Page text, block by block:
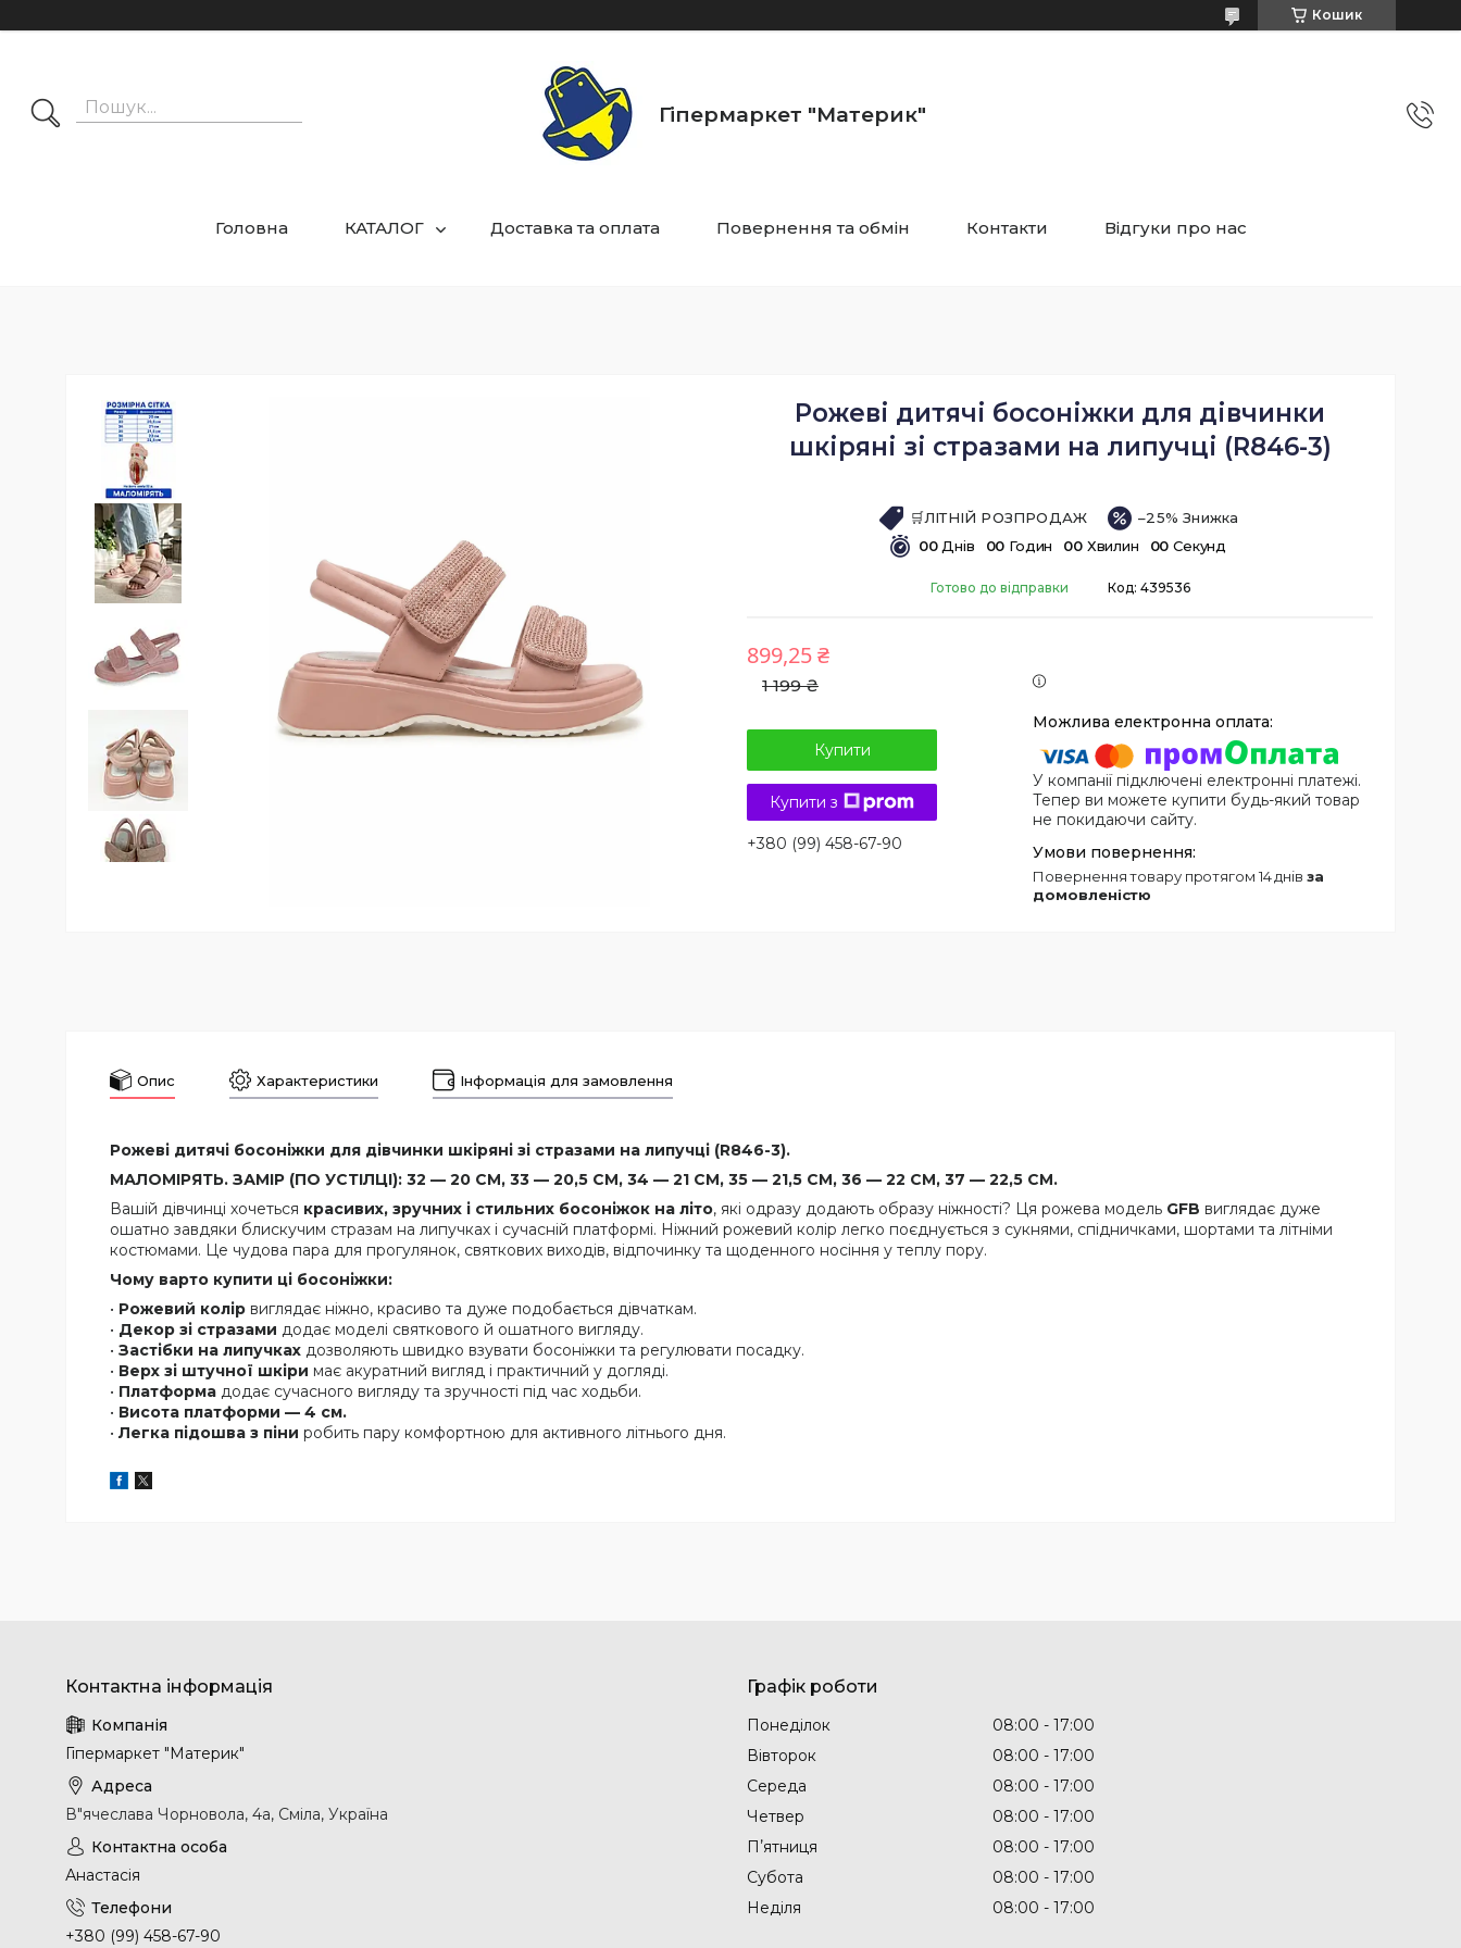
Кошик
Гіпермаркет "Материк"
Головна КАТАЛОГ Доставка та оплата Повернення та обмін Контакти Відгуки про нас
Рожеві дитячі босоніжки для дівчинки
шкіряні зі стразами на липучці (R846-3)
🛒ЛІТНІЙ РОЗПРОДАЖ
–25%
00 Днів 00 Годин 00 Хвилин 00 Секунд
Готово до відправки Код: 439536
1 199 ₴
899,25 ₴
Купити
Купити з
+380 (99) 458-67-90
У компанії підключені електронні платежі.
Тепер ви можете купити будь-який товар
не покидаючи сайту.
повернення товару протягом 14 днів за
домовленістю
Опис Характеристики Інформація для замовлення
Рожеві дитячі босоніжки для дівчинки шкіряні зі стразами на липучці (R846-3).
МАЛОМІРЯТЬ. ЗАМІР (ПО УСТІЛЦІ): 32 — 20 СМ, 33 — 20,5 СМ, 34 — 21 СМ, 35 — 21,5 СМ, 36 — 22 СМ, 37 — 22,5 СМ.
Вашій дівчинці хочеться красивих, зручних і стильних босоніжок на літо, які одразу додають образу ніжності? Ця рожева модель GFB виглядає дуже
ошатно завдяки блискучим стразам на липучках і сучасній платформі. Ніжний рожевий колір легко поєднується з сукнями, спідничками, шортами та літніми
костюмами. Це чудова пара для прогулянок, святкових виходів, відпочинку та щоденного носіння у теплу пору.
Чому варто купити ці босоніжки:
• Рожевий колір виглядає ніжно, красиво та дуже подобається дівчаткам.
• Декор зі стразами додає моделі святкового й ошатного вигляду.
• Застібки на липучках дозволяють швидко взувати босоніжки та регулювати посадку.
• Верх зі штучної шкіри має акуратний вигляд і практичний у догляді.
• Платформа додає сучасного вигляду та зручності під час ходьби.
• Висота платформи — 4 см.
• Легка підошва з піни робить пару комфортною для активного літнього дня.
Гіпермаркет "Материк"
В"ячеслава Чорновола, 4а, Сміла, Україна
Анастасія
+380 (99) 458-67-90
Графік роботи
Понеділок 08:00
17:00
Вівторок
08:00
17:00
Середа
08:00
17:00
Четвер
08:00
17:00
Пʼятниця
08:00
17:00
Субота
08:00
17:00
Неділя
08:00 17:00